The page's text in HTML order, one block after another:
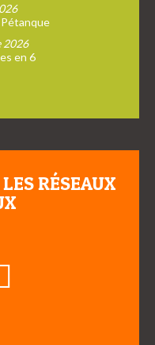
2026
en 6
RÉSEAUX